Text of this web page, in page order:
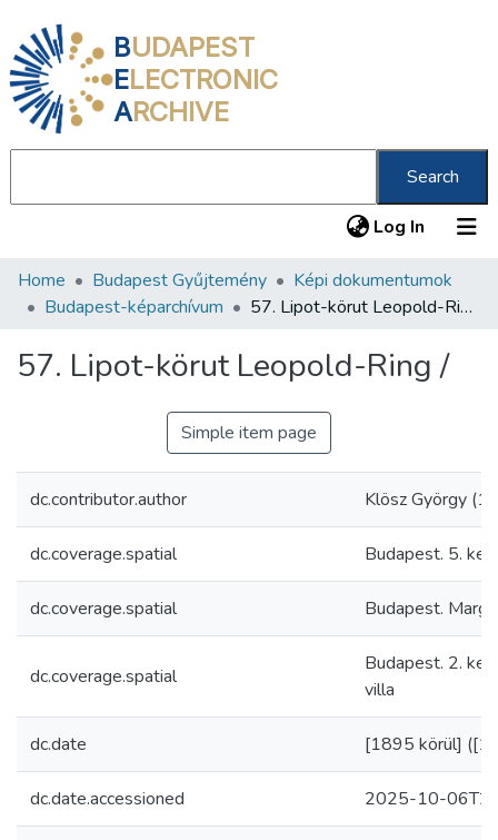
BUDAPEST
ELECTRONIC
ARCHIVE
Search
Log In (current)
Communities & Collections
Statistics
Home Budapest Gyűjtemény
Képi dokumentumok
Budapest-képarchívum
57. Lipot-körut Leopold-Ring /
57. Lipot-körut Leopold-Ring /
Simple item page
dc.contributor.author Klösz György
dc.coverage.spatial Budapest. 5.
dc.coverage.spatial Budapest.
dc.coverage.spatial
Budapest. 2.
villa
dc.date [1895 körül]
dc.date.accessioned 2025-10-